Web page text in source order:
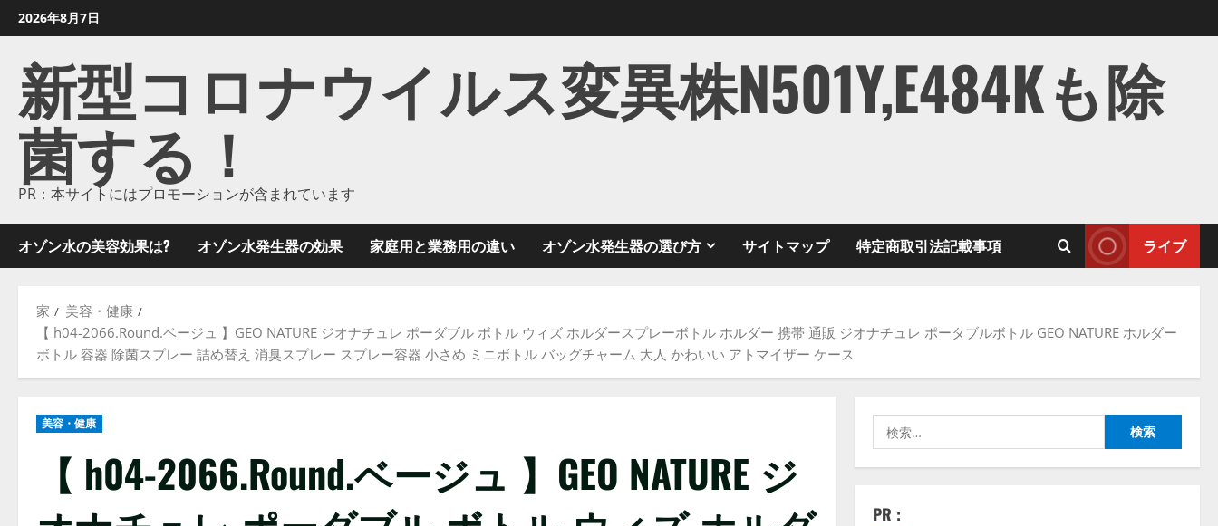
ン
2026年8月7日
新型コロナウイルス変異株N501Y,E484Kも除
菌する！
PR：本サイトにはプロモーションが含まれています
オゾン水の美容効果は? オゾン水発生器の効果 家庭用と業務用の違い オゾン水発生器の選び方 サイトマップ 特定商取引法記載事項 ライブ
家
美容・健康
【 h04-2066.Round.ベージュ 】GEO NATURE ジオナチュレ ポーダブル ボトル ウィズ ホルダースプレーボトル ホルダー 携帯 通販 ジオナチュレ ポータブルボトル GEO NATURE ホルダー
ボトル 容器 除菌スプレー 詰め替え 消臭スプレー スプレー容器 小さめ ミニボトル バッグチャーム 大人 かわいい アトマイザー ケース
美容・健康
【 h04-2066.Round.ベージュ 】GEO NATURE ジ
索:
PR :